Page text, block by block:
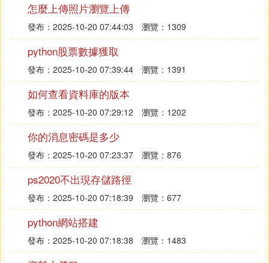
怎麼上傳照片瀏覽上傳
發布：2025-10-20 07:44:03 瀏覽：1309
python股票數據獲取
發布：2025-10-20 07:39:44 瀏覽：1391
如何查看資料庫的版本
發布：2025-10-20 07:29:12 瀏覽：1202
你的消息密碼是多少
發布：2025-10-20 07:23:37 瀏覽：876
ps2020不出現存儲路徑
發布：2025-10-20 07:18:39 瀏覽：677
python網站搭建
發布：2025-10-20 07:18:38 瀏覽：1483